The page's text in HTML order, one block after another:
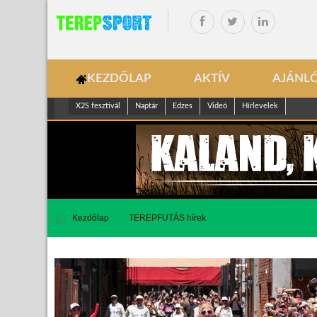
KEZDŐLAP AKTÍV
X2S fesztivál Naptár Edzes Videó Hírlevelek
Kezdőlap TEREPFUTÁS hírek